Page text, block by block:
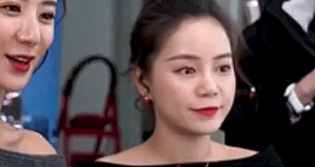
BIZKOLEGIJUM
BMW BIZNIS LIGA
BIZLIFE WEEK
IZJAVA GODINE
BIZLIFE WEEK
IZJAVA GODINE